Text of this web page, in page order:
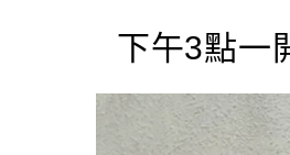
下午3點一